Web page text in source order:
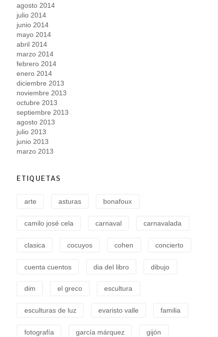
agosto 2014
julio 2014
junio 2014
mayo 2014
abril 2014
marzo 2014
febrero 2014
enero 2014
diciembre 2013
noviembre 2013
octubre 2013
septiembre 2013
agosto 2013
julio 2013
junio 2013
marzo 2013
ETIQUETAS
arte asturas bonafoux
camilo josé cela carnaval carnavalada
clasica cocuyos cohen concierto
cuenta cuentos dia del libro dibujo
dim el greco escultura
esculturas de luz evaristo valle familia
fotografía garcía márquez gijón